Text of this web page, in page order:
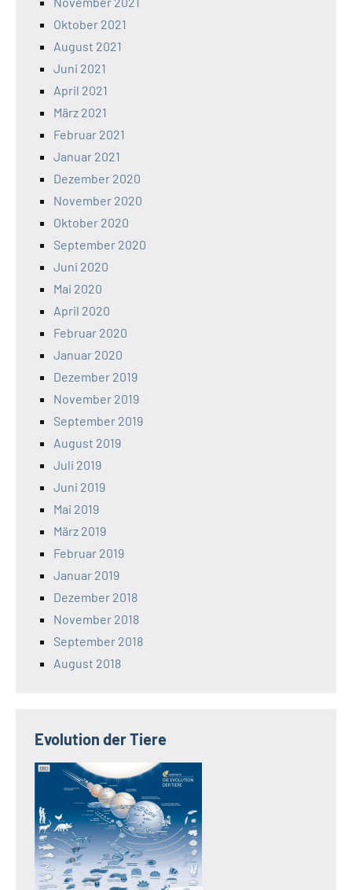
Oktober 2021
August 2021
Juni 2021
April 2021
März 2021
Februar 2021
Januar 2021
Dezember 2020
November 2020
Oktober 2020
September 2020
Juni 2020
Mai 2020
April 2020
Februar 2020
Januar 2020
Dezember 2019
November 2019
September 2019
August 2019
Juli 2019
Juni 2019
Mai 2019
März 2019
Februar 2019
Januar 2019
Dezember 2018
November 2018
September 2018
August 2018
Evolution der Tiere